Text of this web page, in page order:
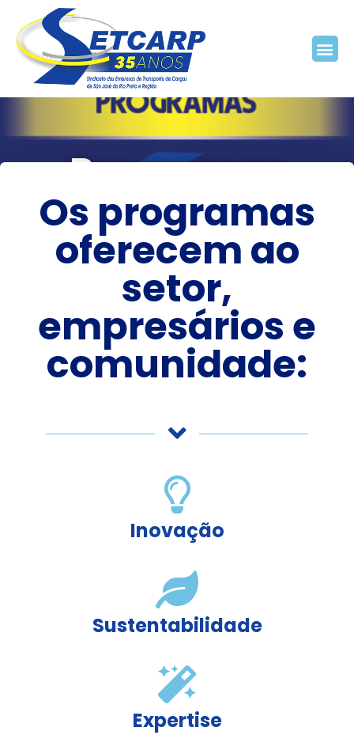
Programas
Home Programas
Os programas
oferecem ao
setor,
empresários e
comunidade:
Inovação
Sustentabilidade
Expertise